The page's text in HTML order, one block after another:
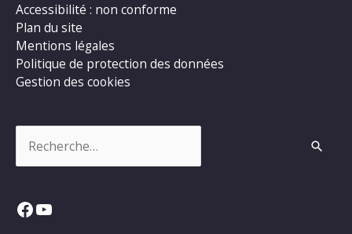
Accessibilité : non conforme
Plan du site
Mentions légales
Politique de protection des données
Gestion des cookies
Facebook
YouTube